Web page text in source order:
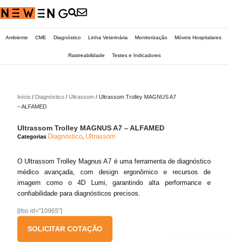
Ambiente CME Diagnóstico Linha Veterinária Monitorização Móveis Hospitalares
Rastreabilidade Testes e Indicadores
Início / Diagnóstico / Ultrassom / Ultrassom Trolley MAGNUS A7
– ALFAMED
Ultrassom Trolley MAGNUS A7 – ALFAMED
Categorias Diagnóstico Ultrassom
O Ultrassom Trolley Magnus A7 é uma ferramenta de diagnóstico
médico avançada, com design ergonômico e recursos de
imagem como o 4D Lumi, garantindo alta performance e
confiabilidade para diagnósticos precisos.
[ifso id="10965"]
SOLICITAR COTAÇÃO